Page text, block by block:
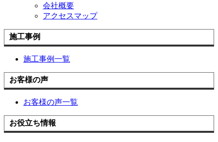
会社概要
アクセスマップ
施工事例
施工事例一覧
お客様の声
お客様の声一覧
お役立ち情報